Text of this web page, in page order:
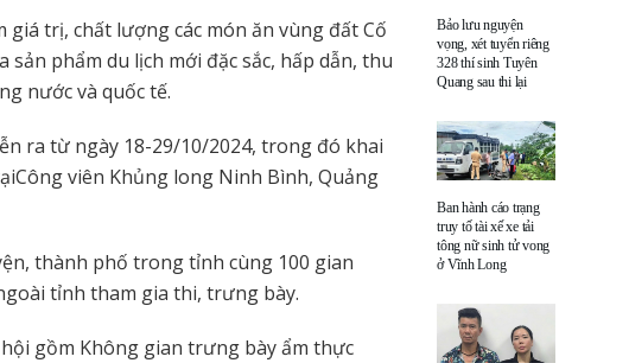
trị, chất lượng các món ăn vùng đất Cố
phẩm du lịch mới đặc sắc, hấp dẫn, thu
nước và quốc tế.
ra từ ngày 18-29/10/2024, trong đó khai
viên Khủng long Ninh Bình, Quảng
thành phố trong tỉnh cùng 100 gian
tỉnh tham gia thi, trưng bày.
gồm Không gian trưng bày ẩm thực
Bảo lưu nguyện
vọng, xét tuyển riêng
328 thí sinh Tuyên
Quang sau thi lại
Ban hành cáo trạng
truy tố tài xế xe tải
tông nữ sinh tử vong
ở Vĩnh Long